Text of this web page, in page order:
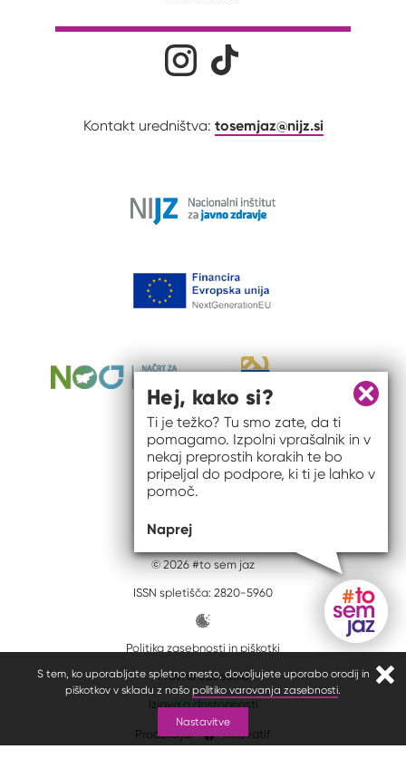
S tem, ko uporabljate spletno mesto, dovoljujete uporabo orodij in
piškotkov v skladu z našo politiko varovanja zasebnosti.
Nastavitve
Družabna omrežja
Kontakt uredništva: tosemjaz@nijz.si
© 2026 #to sem jaz
ISSN spletišča: 2820-5960
Politika zasebnosti in piškotki
Pravno obvestilo
Izjava o dostopnosti
Produkcija: Innovatif
Gumb
Zapri
Hej, kako si?
Ti je težko? Tu smo zate, da ti
pomagamo. Izpolni vprašalnik in v
nekaj preprostih korakih te bo
pripeljal do podpore, ki ti je lahko v
pomoč.
Naprej